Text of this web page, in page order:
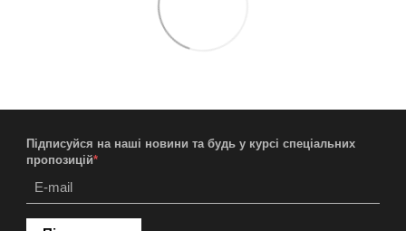
Підписуйся на наші новини та будь у курсі спеціальних
пропозицій*